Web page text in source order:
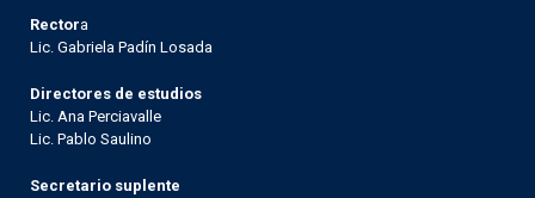
Rectora
Lic. Gabriela Padín Losada
Directores de estudios
Lic. Ana Perciavalle
Lic. Pablo Saulino
Secretario suplente